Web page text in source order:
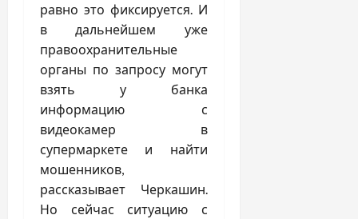
равно это фиксируется. И
в дальнейшем уже
правоохранительные
органы по запросу могут
взять у банка
информацию с
видеокамер в
супермаркете и найти
мошенников,
рассказывает Черкашин.
Но сейчас ситуацию с